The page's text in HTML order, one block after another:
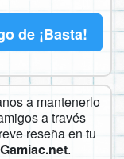
de ¡Basta!
a mantenerlo
a través
reseña en tu
Gamiac.net.